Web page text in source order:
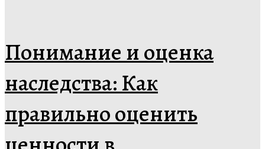
Понимание и оценка
наследства: Как
правильно оценить